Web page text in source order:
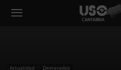
Actualidad Destacados